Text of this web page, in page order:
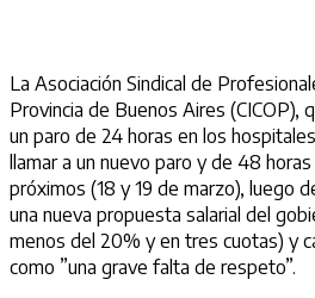
La Asociación Sindical de
Provincia de Buenos Aires (CICOP),
un paro de 24 horas en los
llamar a un nuevo paro y de 48
próximos (18 y 19 de marzo), luego
una nueva propuesta salarial del
menos del 20% y en tres cuotas) y
como ”una grave falta de respeto”.